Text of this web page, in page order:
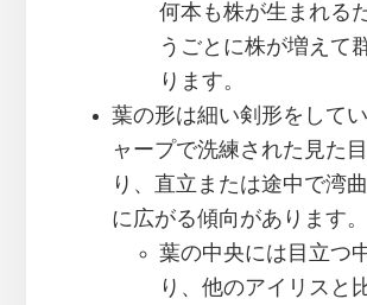
何本も株が生まれる
うごとに株が増えて
ります。
葉の形は細い剣形をして
ャープで洗練された見た
り、直立または途中で湾
に広がる傾向があります。
葉の中央には目立つ
り、他のアイリスと